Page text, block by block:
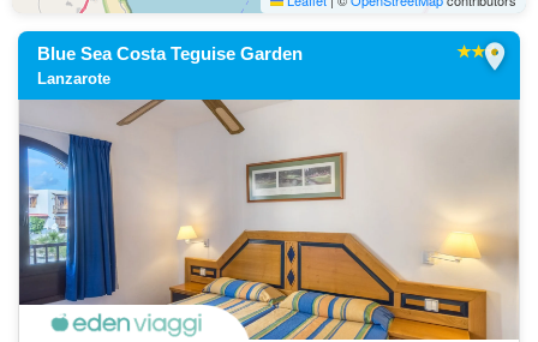
Blue Sea Costa Teguise Garden location_on
Lanzarote